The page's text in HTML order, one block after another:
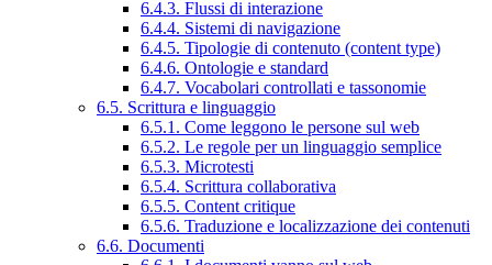
6.4.3. Flussi di interazione
6.4.4. Sistemi di navigazione
6.4.5. Tipologie di contenuto (content type)
6.4.6. Ontologie e standard
6.4.7. Vocabolari controllati e tassonomie
6.5. Scrittura e linguaggio
6.5.1. Come leggono le persone sul web
6.5.2. Le regole per un linguaggio semplice
6.5.3. Microtesti
6.5.4. Scrittura collaborativa
6.5.5. Content critique
6.5.6. Traduzione e localizzazione dei contenuti
6.6. Documenti